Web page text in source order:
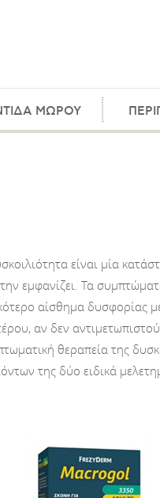
ΜΩΡΟΥ
είναι μία
εμφανίζει. Τα
αίσθημα δυσφορίας
αν δεν
θεραπεία της
της δύο ειδικά